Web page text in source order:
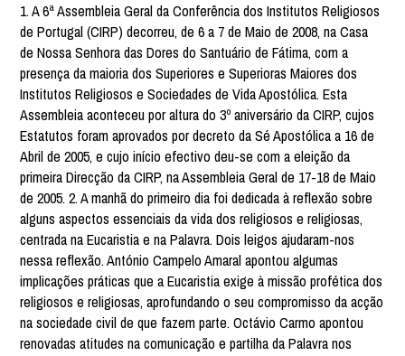
1. A 6ª Assembleia Geral da Conferência dos Institutos Religiosos
de Portugal (CIRP) decorreu, de 6 a 7 de Maio de 2008, na Casa
de Nossa Senhora das Dores do Santuário de Fátima, com a
presença da maioria dos Superiores e Superioras Maiores dos
Institutos Religiosos e Sociedades de Vida Apostólica. Esta
Assembleia aconteceu por altura do 3º aniversário da CIRP, cujos
Estatutos foram aprovados por decreto da Sé Apostólica a 16 de
Abril de 2005, e cujo início efectivo deu-se com a eleição da
primeira Direcção da CIRP, na Assembleia Geral de 17-18 de Maio
de 2005. 2. A manhã do primeiro dia foi dedicada à reflexão sobre
alguns aspectos essenciais da vida dos religiosos e religiosas,
centrada na Eucaristia e na Palavra. Dois leigos ajudaram-nos
nessa reflexão. António Campelo Amaral apontou algumas
implicações práticas que a Eucaristia exige à missão profética dos
religiosos e religiosas, aprofundando o seu compromisso da acção
na sociedade civil de que fazem parte. Octávio Carmo apontou
renovadas atitudes na comunicação e partilha da Palavra nos